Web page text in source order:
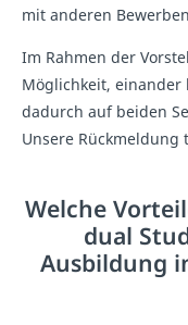
mit anderen
Im Rahmen der
Möglichkeit,
dadurch auf beiden
Unsere
Welche
dual
Ausbildung